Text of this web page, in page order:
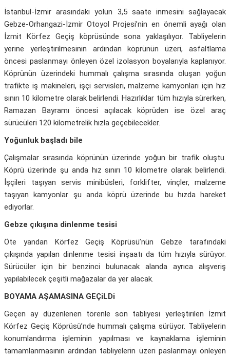
İstanbul-İzmir arasındaki yolun 3,5 saate inmesini sağlayacak
Gebze-Orhangazi-İzmir Otoyol Projesi’nin en önemli ayağı olan
İzmit Körfez Geçiş köprüsünde sona yaklaşılıyor. Tabliyelerin
yerine yerleştirilmesinin ardından köprünün üzeri, asfaltlama
öncesi paslanmayı önleyen özel izolasyon boyalarıyla kaplanıyor.
Köprünün üzerindeki hummalı çalışma sırasında oluşan yoğun
trafikte iş makineleri, işçi servisleri, malzeme kamyonları için hız
sınırı 10 kilometre olarak belirlendi. Hazırlıklar tüm hızıyla sürerken,
Ramazan Bayramı öncesi açılacak köprüden ise özel araç
sürücüleri 120 kilometrelik hızla geçebilecekler.
Yoğunluk başladı bile
Çalışmalar sırasında köprünün üzerinde yoğun bir trafik oluştu.
Köprü üzerinde şu anda hız sınırı 10 kilometre olarak belirlendi.
İşçileri taşıyan servis minibüsleri, forklifter, vinçler, malzeme
taşıyan kamyonlar şu anda köprü üzerinde bu hızda hareket
ediyorlar.
Gebze çıkışına dinlenme tesisi
Öte yandan Körfez Geçiş Köprüsü’nün Gebze tarafındaki
çıkışında yapılan dinlenme tesisi inşaatı da tüm hızıyla sürüyor.
Sürücüler için bir benzinci bulunacak alanda ayrıca alışveriş
yapılabilecek çeşitli mağazalar da yer alacak.
BOYAMA AŞAMASINA GEÇiLDi
Geçen ay düzenlenen törenle son tabliyesi yerleştirilen İzmit
Körfez Geçiş Köprüsü’nde hummalı çalışma sürüyor. Tabliyelerin
konumlandırma işleminin yapılması ve kaynaklama işleminin
tamamlanmasının ardından tabliyelerin üzeri paslanmayı önleyen